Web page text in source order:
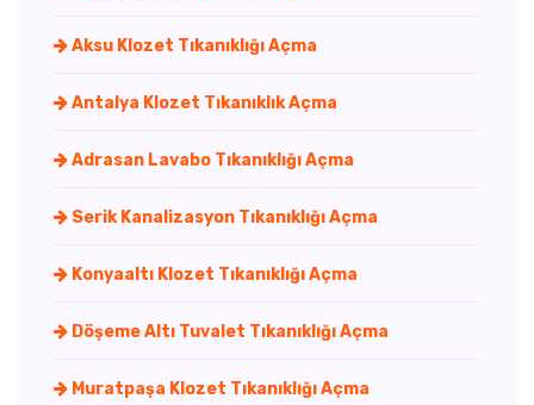
Aksu Klozet Tıkanıklığı Açma
Antalya Klozet Tıkanıklık Açma
Adrasan Lavabo Tıkanıklığı Açma
Serik Kanalizasyon Tıkanıklığı Açma
Konyaaltı Klozet Tıkanıklığı Açma
Döşeme Altı Tuvalet Tıkanıklığı Açma
Muratpaşa Klozet Tıkanıklığı Açma